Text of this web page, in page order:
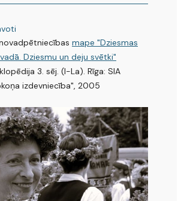
mape "Dziesmas
Dziesmu un deju svētki"
3. sēj. (I-La). Rīga: SIA
izdevniecība", 2005